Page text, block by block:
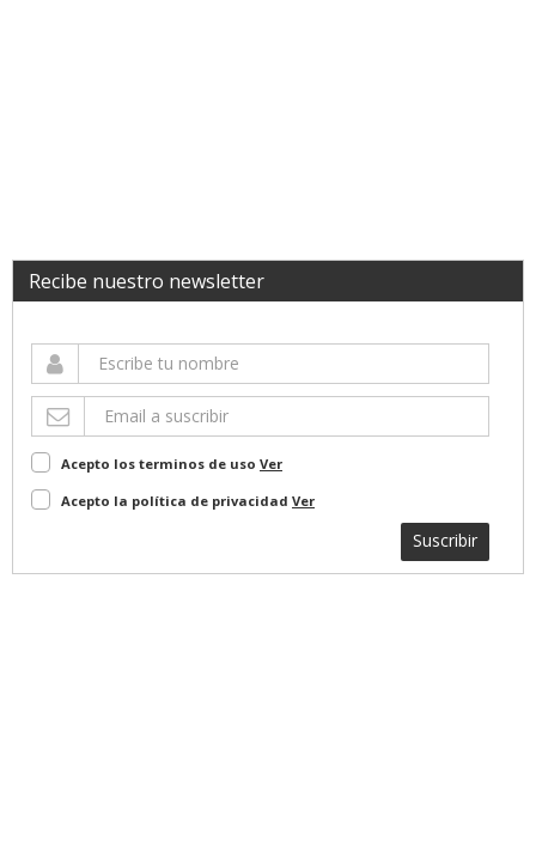
Recibe nuestro newsletter
Acepto los terminos de uso Ver
Acepto la política de privacidad Ver
Suscribir